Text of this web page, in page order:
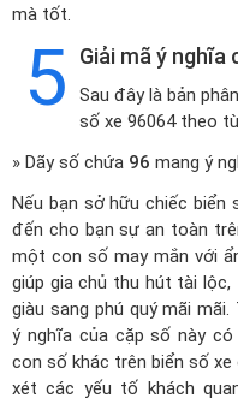
mà tốt.
5 Giải mã ý nghĩa
Sau đây là bản
số xe 96064 theo
» Dãy số chứa 96 mang ý
Nếu bạn sở hữu chiếc
đến cho bạn sự an toàn
một con số may mắn với
giúp gia chủ thu hút tài
giàu sang phú quý mãi
ý nghĩa của cặp số này
con số khác trên biển số xe
xét các yếu tố khách